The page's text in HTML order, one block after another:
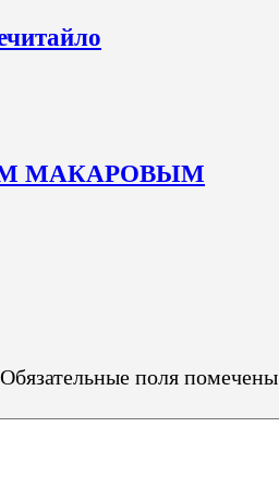
МАКАРОВЫМ
Обязательные поля помечены